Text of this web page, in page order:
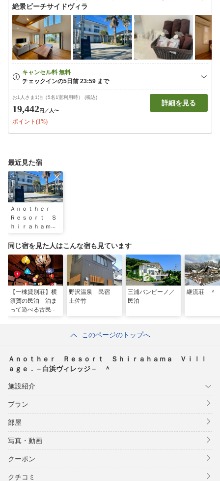
絶景ビーチサイドヴィラ
お1人さま1泊（5名1室利用時） (税込)
19,442円 ／人〜
ポイント(1%)
詳細を見る
最近見た宿
Ａｎｏｔｈｅｒ
Ｒｅｓｏｒｔ Ｓ
ｈｉｒａｈａｍ
ｅ．－白浜ヴィレ
ッジ－ ＾
同じ宿を見た人はこんな宿も見ています
【一棟貸別荘】横
須賀の民泊 泊ま
って遊べる古民家
野沢温泉 民宿
土佐竹
三浦バンビーノ／
民泊
継流荘 ＾
このページのトップへ
Ａｎｏｔｈｅｒ Ｒｅｓｏｒｔ Ｓｈｉｒａｈａｍａ Ｖｉｌｌ
ａｇｅ．－白浜ヴィレッジ－ ＾
施設紹介
プラン
部屋
写真・動画
クーポン
クチコミ